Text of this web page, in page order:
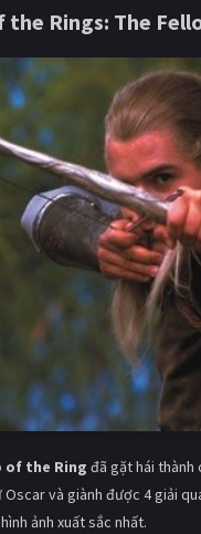
the Rings: The
of the Ring đã gặt hái thành
Oscar và giành được 4 giải
ảnh xuất sắc nhất.